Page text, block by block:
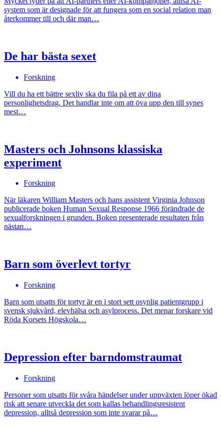
system som är designade för att fungera som en social relation man
återkommer till och där man…
De har bästa sexet
Forskning
Vill du ha ett bättre sexliv ska du fila på ett av dina
personlighetsdrag. Det handlar inte om att öva upp den till synes
mest…
Masters och Johnsons klassiska
experiment
Forskning
När läkaren William Masters och hans assistent Virginia Johnson
publicerade boken Human Sexual Response 1966 förändrade de
sexualforskningen i grunden. Boken presenterade resultaten från
nästan…
Barn som överlevt tortyr
Forskning
Barn som utsatts för tortyr är en i stort sett osynlig patientgrupp i
svensk sjukvård, elevhälsa och asylprocess. Det menar forskare vid
Röda Korsets Högskola…
Depression efter barndomstraumat
Forskning
Personer som utsatts för svåra händelser under uppväxten löper ökad
risk att senare utveckla det som kallas behandlingsresistent
depression, alltså depression som inte svarar på…